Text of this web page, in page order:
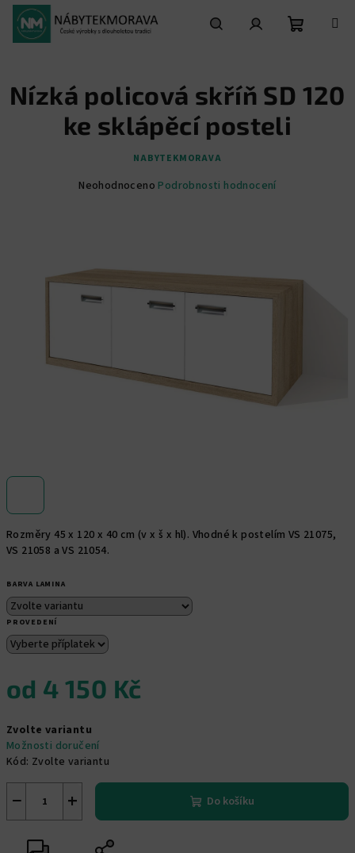
Přejít
obsah
košík
Rozměry 45 x 120 x 40 cm (v x š x hl). Vhodné k postelím VS 21075,
VS 21058 a VS 21054.
BARVA LAMINA
PROVEDENÍ
od 4 150 Kč
cena:
Zvolte variantu
Možnosti doručení
Kód: Zvolte variantu
+
− Do košíku
Nízká policová skříň SD 120
ke sklápěcí posteli
NABYTEKMORAVA
Průměrné
5
hvězdiček.
Neohodnoceno Podrobnosti hodnocení